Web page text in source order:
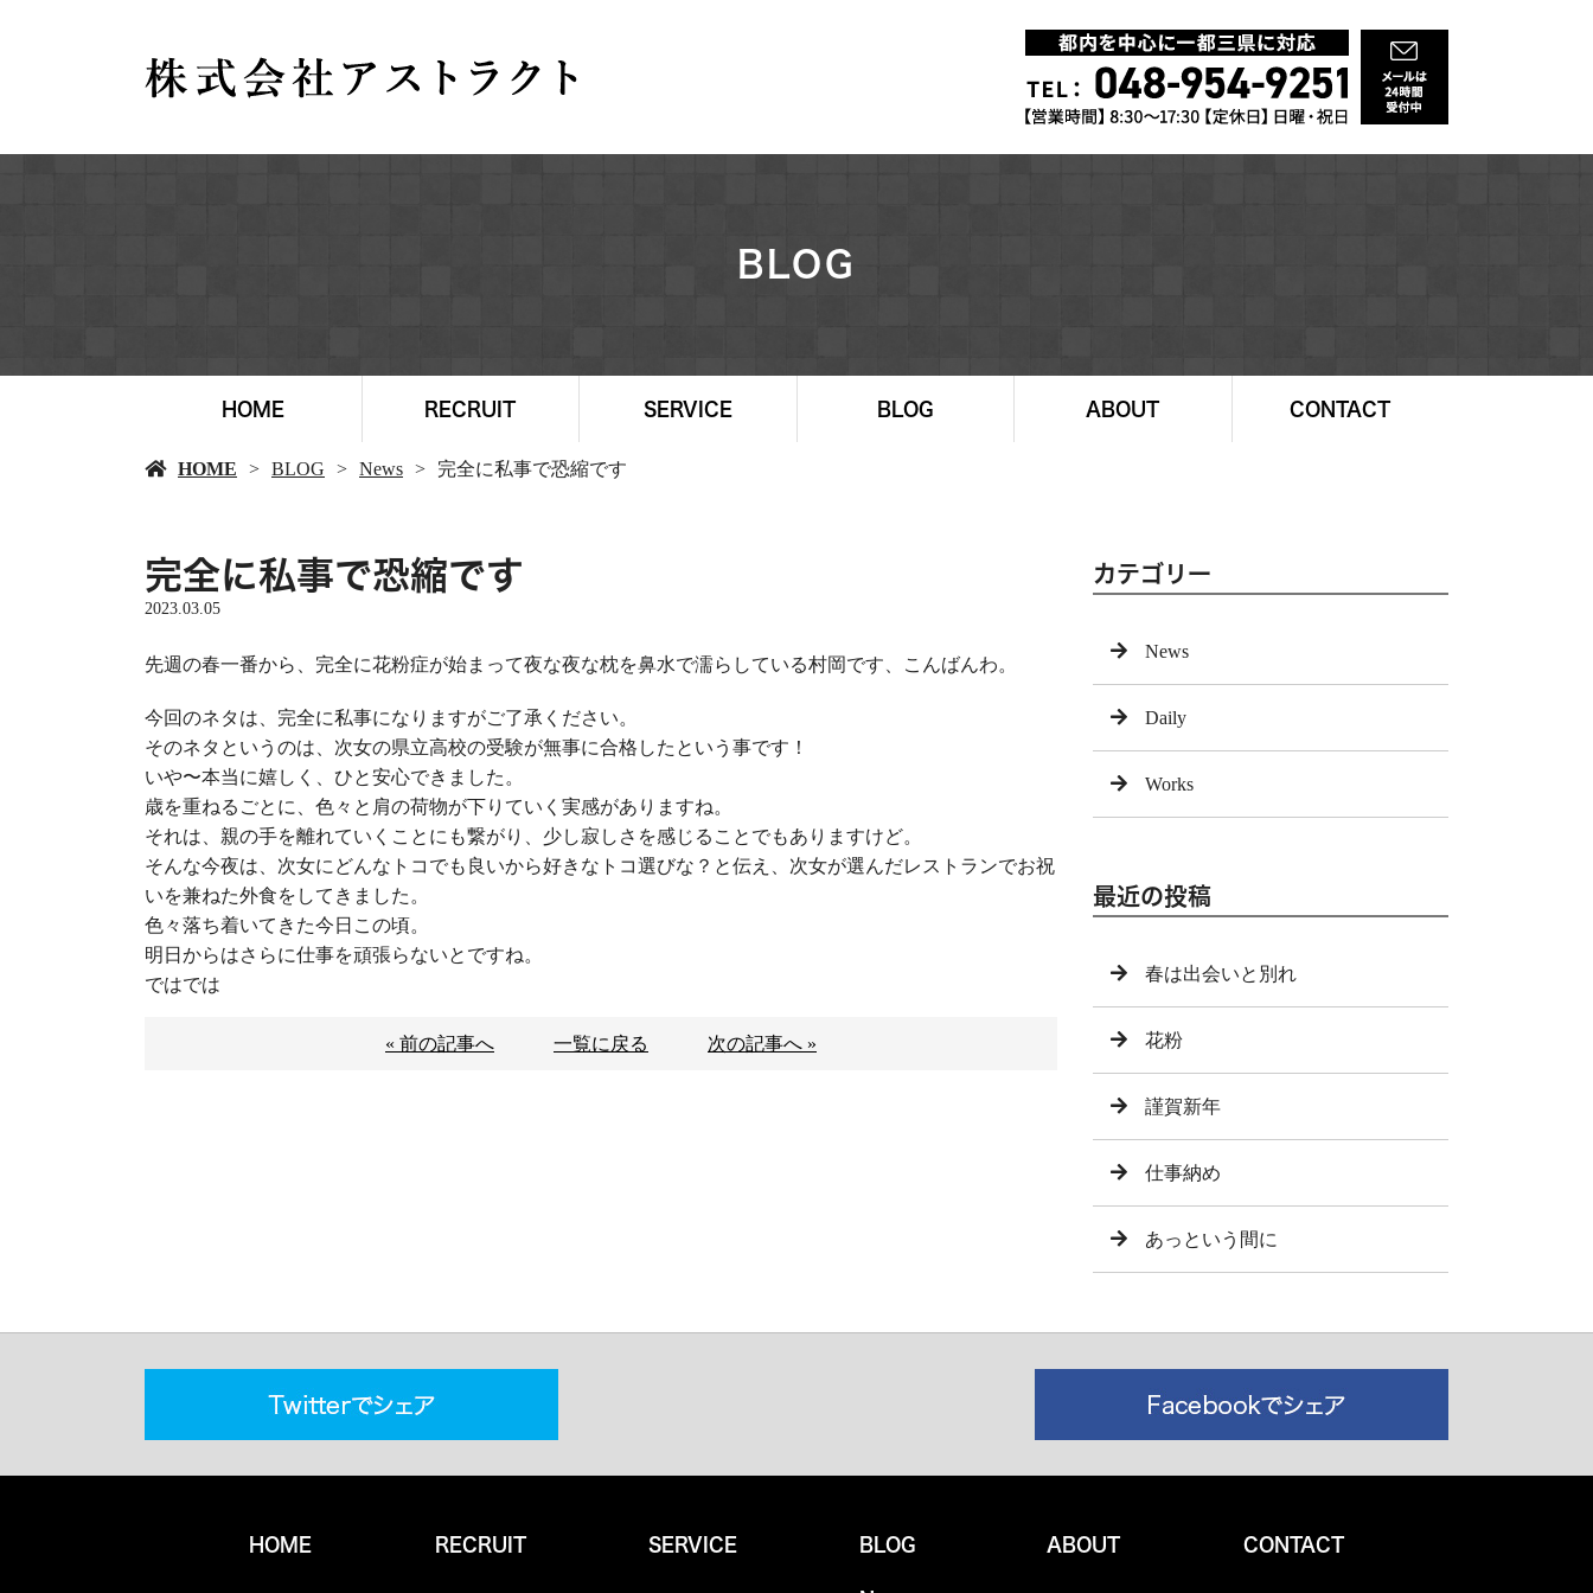
BLOG
HOME RECRUIT SERVICE BLOG ABOUT CONTACT
HOME BLOG News 完全に私事で恐縮です
完全に私事で恐縮です
2023.03.05
先週の春一番から、完全に花粉症が始まって夜な夜な枕を鼻水で濡らしている村岡です、こんばんわ。
今回のネタは、完全に私事になりますがご了承ください。
そのネタというのは、次女の県立高校の受験が無事に合格したという事です！
いや〜本当に嬉しく、ひと安心できました。
歳を重ねるごとに、色々と肩の荷物が下りていく実感がありますね。
それは、親の手を離れていくことにも繋がり、少し寂しさを感じることでもありますけど。
そんな今夜は、次女にどんなトコでも良いから好きなトコ選びな？と伝え、次女が選んだレストランでお祝
いを兼ねた外食をしてきました。
色々落ち着いてきた今日この頃。
明日からはさらに仕事を頑張らないとですね。
ではでは
« 前の記事へ 一覧に戻る 次の記事へ »
カテゴリー
News
Daily
Works
最近の投稿
春は出会いと別れ
花粉
謹賀新年
仕事納め
あっという間に
HOME RECRUIT SERVICE BLOG ABOUT CONTACT